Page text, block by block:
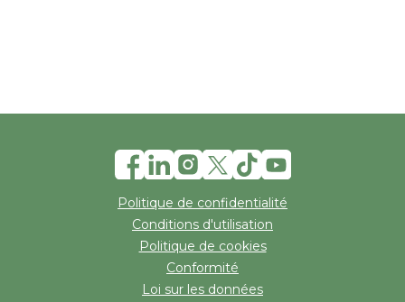
Politique de confidentialité
Conditions d'utilisation
Politique de cookies
Conformité
Loi sur les données